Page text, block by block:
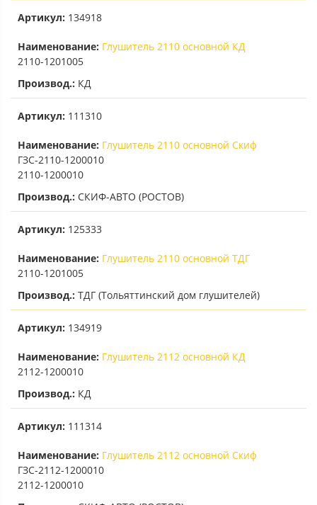
Артикул: 134918
Наименование: Глушитель 2110 основной КД
2110-1201005
Производ.: КД
Артикул: 111310
Наименование: Глушитель 2110 основной Скиф
ГЗС-2110-1200010
2110-1200010
Производ.: СКИФ-АВТО (РОСТОВ)
Артикул: 125333
Наименование: Глушитель 2110 основной ТДГ
2110-1201005
Производ.: ТДГ (Тольяттинский дом глушителей)
Артикул: 134919
Наименование: Глушитель 2112 основной КД
2112-1200010
Производ.: КД
Артикул: 111314
Наименование: Глушитель 2112 основной Скиф
ГЗС-2112-1200010
2112-1200010